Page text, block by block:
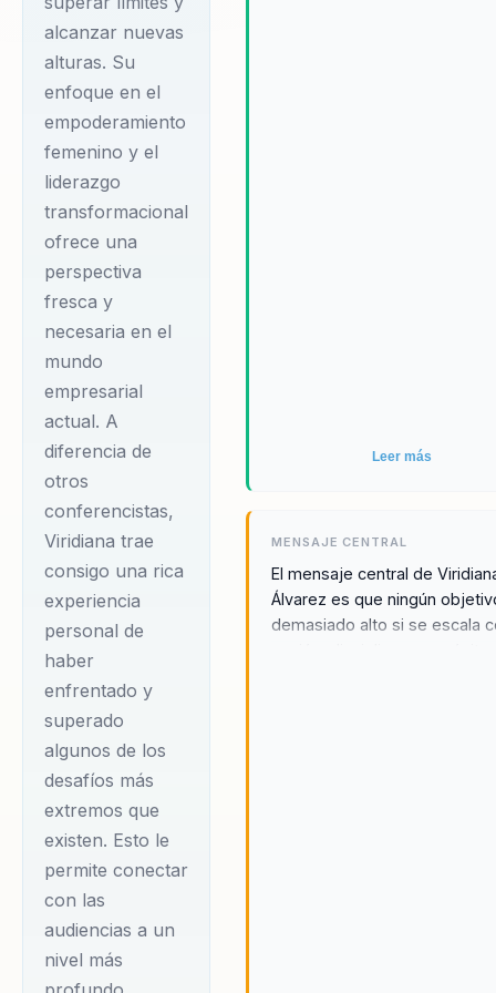
organización que
promueve valores,
Viridiana combina su
pasión por el
alpinismo con su
labor como
conferencista
internacional.
Sus charlas no solo
motivan, sino que
también proporcionan
herramientas
prácticas para el
enfocándose en la
gestión de la
adversidad, la
inteligencia emocional
y el liderazgo
transformacional. Su
capacidad para
trasladar los
principios del
alpinismo a la vida
cotidiana y
profesional la
figura inspiradora
alcanzar nuevas
alturas. Su
enfoque en el
empoderamiento
femenino y el
liderazgo
transformacional
ofrece una
perspectiva
fresca y
necesaria en el
mundo
empresarial
actual. A
diferencia de
otros
conferencistas,
Viridiana trae
consigo una rica
experiencia
personal de
haber
enfrentado y
superado
algunos de los
desafíos más
extremos que
existen. Esto le
permite conectar
con las
audiencias a un
nivel más
Leer más
MENSAJE CENTRAL
El mensaje central de
Álvarez es que ningún
demasiado alto si se escala